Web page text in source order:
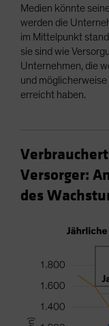
Medien könnte
werden die
im Mittelpunkt
sie sind wie
Unternehmen, die
und
erreicht haben.
Versorger:
des